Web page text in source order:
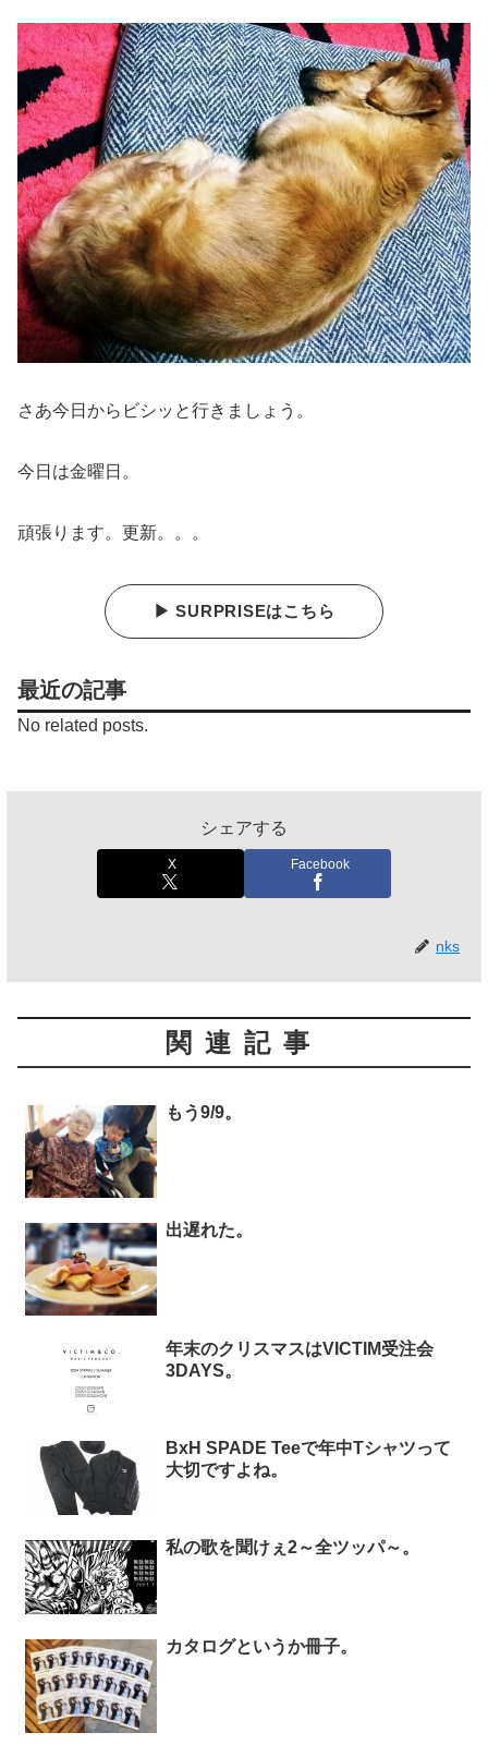
さあ今日からビシッと行きましょう。
今日は金曜日。
頑張ります。更新。。。
▶ SURPRISEはこちら
最近の記事
No related posts.
シェアする
X Facebook
nks
関連記事
もう9/9。
出遅れた。
年末のクリスマスはVICTIM受注会
3DAYS。
BxH SPADE Teeで年中Tシャツって
大切ですよね。
私の歌を聞けぇ2～全ツッパ～。
カタログというか冊子。